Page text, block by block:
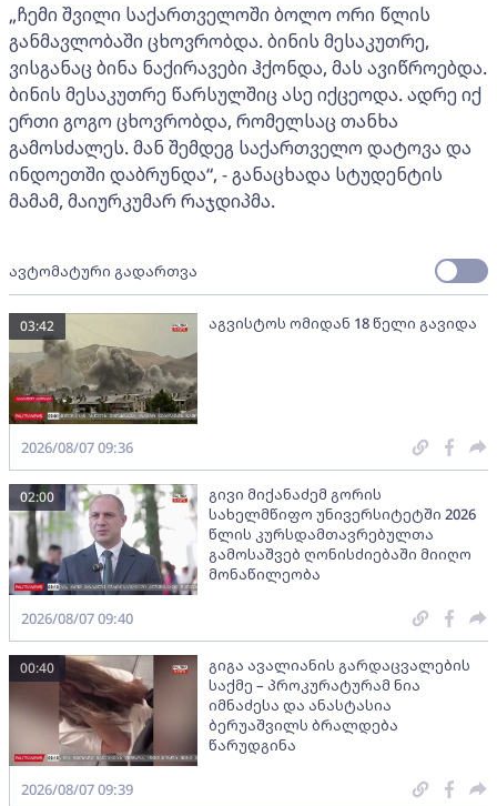
„ჩემი შვილი საქართველოში ბოლო ორი წლის
განმავლობაში ცხოვრობდა. ბინის მესაკუთრე,
ვისგანაც ბინა ნაქირავები ჰქონდა, მას ავიწროებდა.
ბინის მესაკუთრე წარსულშიც ასე იქცეოდა. ადრე იქ
ერთი გოგო ცხოვრობდა, რომელსაც თანხა
გამოსძალეს. მან შემდეგ საქართველო დატოვა და
ინდოეთში დაბრუნდა“, - განაცხადა სტუდენტის
მამამ, მაიურკუმარ რაჯდიპმა.
ავტომატური გადართვა
აგვისტოს ომიდან 18 წელი გავიდა
03:42
2026/08/07 09:36
გივი მიქანაძემ გორის
სახელმწიფო უნივერსიტეტში 2026
წლის კურსდამთავრებულთა
გამოსაშვებ ღონისძიებაში მიიღო
მონაწილეობა
02:00
2026/08/07 09:40
გიგა ავალიანის გარდაცვალების
საქმე – პროკურატურამ ნია
იმნაძესა და ანასტასია
ბერუაშვილს ბრალდება
წარუდგინა
00:40
2026/08/07 09:39